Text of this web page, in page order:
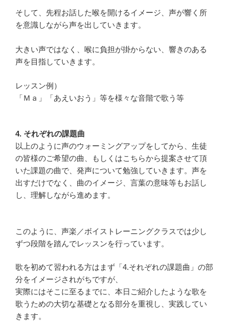
そして、先程お話した喉を開けるイメージ、声が響く所
を意識しながら声を出していきます。
大きい声ではなく、喉に負担が掛からない、響きのある
声を目指していきます。
レッスン例）
「Ｍａ」「あえいおう」等を様々な音階で歌う等
4. それぞれの課題曲
以上のように声のウォーミングアップをしてから、生徒
の皆様のご希望の曲、もしくはこちらから提案させて頂
いた課題の曲で、発声について勉強していきます。声を
出すだけでなく、曲のイメージ、言葉の意味等もお話し
し、理解しながら進めます。
このように、声楽／ボイストレーニングクラスでは少し
ずつ段階を踏んでレッスンを行っています。
歌を初めて習われる方はまず「4.それぞれの課題曲」の部
分をイメージされがちですが、
実際にはそこに至るまでに、本日ご紹介したような歌を
歌うための大切な基礎となる部分を重視し、実践してい
きます。